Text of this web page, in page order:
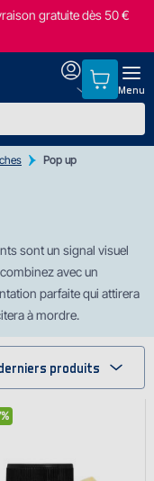
gratuite dès 50 €
Menu
Pop up
sont un signal visuel
avec un
parfaite qui attirera
à mordre.
produits